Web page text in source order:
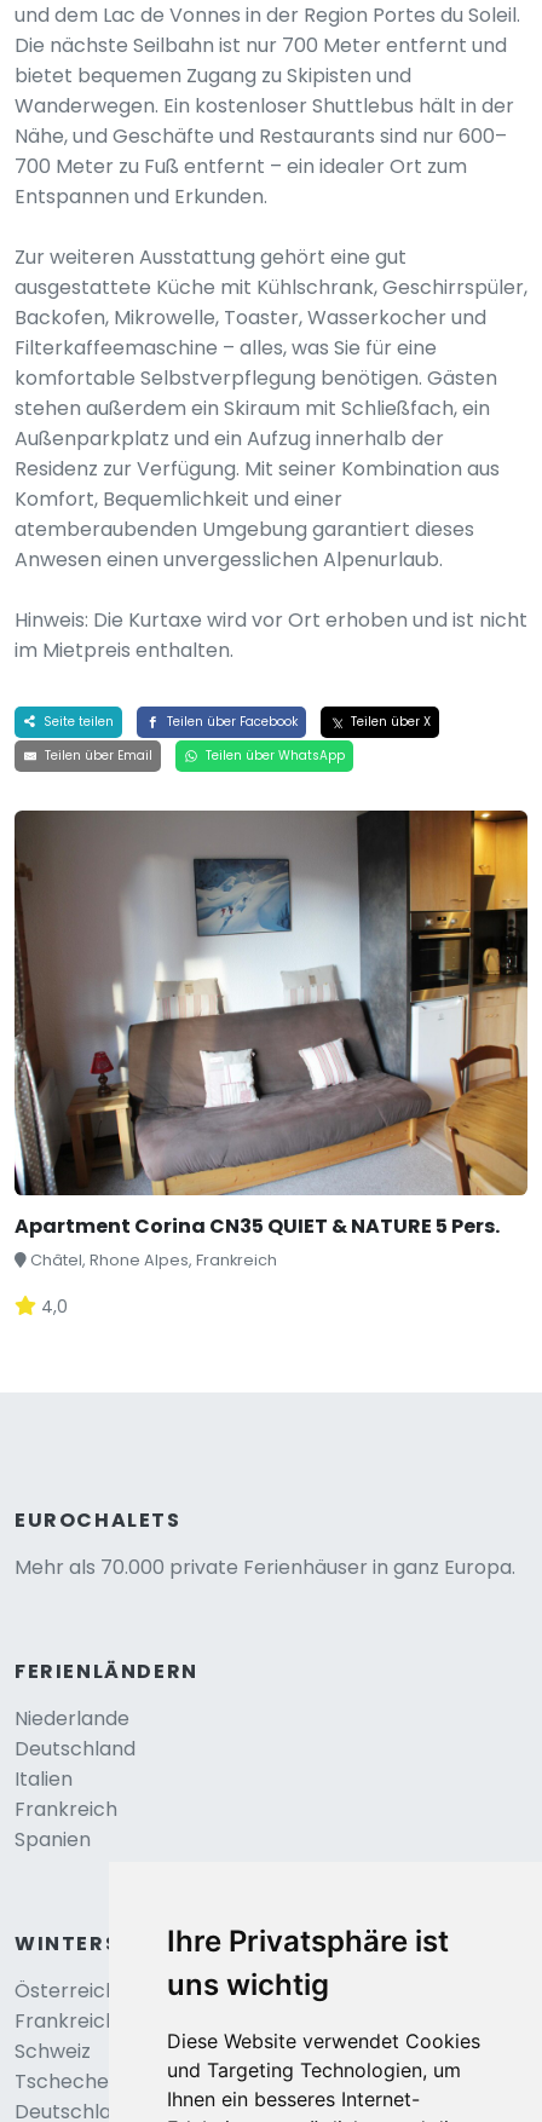
Ihre Privatsphäre ist
uns wichtig
Diese Website verwendet Cookies
und Targeting Technologien, um
Ihnen ein besseres Internet-
und dem Lac de Vonnes in der Region Portes du Soleil.
Die nächste Seilbahn ist nur 700 Meter entfernt und
bietet bequemen Zugang zu Skipisten und
Wanderwegen. Ein kostenloser Shuttlebus hält in der
Nähe, und Geschäfte und Restaurants sind nur 600–
700 Meter zu Fuß entfernt – ein idealer Ort zum
Entspannen und Erkunden.
Zur weiteren Ausstattung gehört eine gut
ausgestattete Küche mit Kühlschrank, Geschirrspüler,
Backofen, Mikrowelle, Toaster, Wasserkocher und
Filterkaffeemaschine – alles, was Sie für eine
komfortable Selbstverpflegung benötigen. Gästen
stehen außerdem ein Skiraum mit Schließfach, ein
Außenparkplatz und ein Aufzug innerhalb der
Residenz zur Verfügung. Mit seiner Kombination aus
Komfort, Bequemlichkeit und einer
atemberaubenden Umgebung garantiert dieses
Anwesen einen unvergesslichen Alpenurlaub.
Hinweis: Die Kurtaxe wird vor Ort erhoben und ist nicht
im Mietpreis enthalten.
Seite teilen Teilen über Facebook
Teilen über X
Teilen über Email
Teilen über WhatsApp
Apartment Corina CN35 QUIET & NATURE 5 Pers.
Châtel, Rhone Alpes, Frankreich
4,0
EUROCHALETS
Mehr als 70.000 private Ferienhäuser in ganz Europa.
FERIENLÄNDERN
Niederlande
Deutschland
Italien
Frankreich
Spanien
WINTERSPORT
Österreich
Frankreich
Schweiz
Tschechei
Deutschland